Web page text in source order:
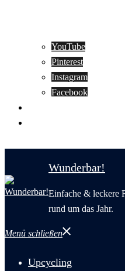
YouTube
Pinterest
Instagram
Facebook
Wunderbar!
Einfache & leckere
rund um das Jahr.
Menü schließen
Upcycling